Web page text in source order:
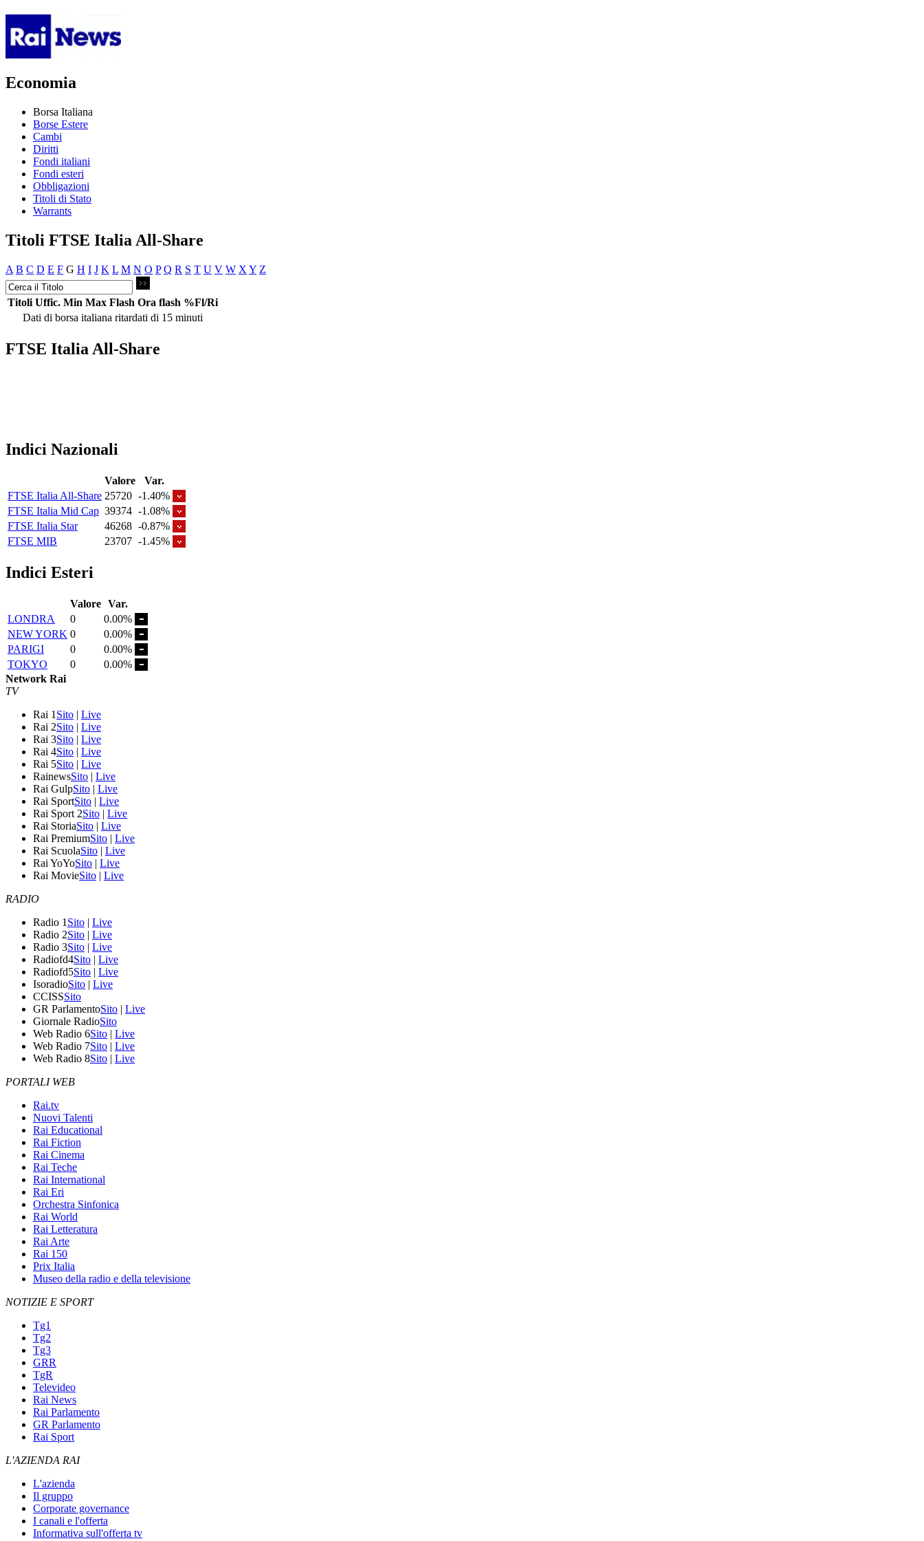
Economia
Borsa Italiana
Borse Estere
Cambi
Diritti
Fondi italiani
Fondi esteri
Obbligazioni
Titoli di Stato
Warrants
Titoli FTSE Italia All-Share
A B C D E F G H I J K L M N O P Q R S T U V W X Y Z
Titoli Uffic. Min Max Flash Ora flash %Fl/Ri
Dati di borsa italiana ritardati di 15 minuti
FTSE Italia All-Share
Indici Nazionali
Valore
Var.
FTSE Italia All-Share 25720 -1.40%
FTSE Italia Mid Cap 39374 -1.08%
FTSE Italia Star
46268 -0.87%
FTSE MIB
23707 -1.45%
Indici Esteri
Valore Var.
LONDRA
0
0.00%
NEW YORK 0
0.00%
PARIGI
0
0.00%
TOKYO
0
0.00%
Network Rai
TV
Rai 1 Sito | Live
Rai 2Sito | Live
Rai 3Sito | Live
Rai 4Sito | Live
Rai 5Sito | Live
RainewsSito | Live
Rai GulpSito | Live
Rai SportSito | Live
Rai Sport 2Sito | Live
Rai StoriaSito | Live
Rai PremiumSito | Live
Rai ScuolaSito | Live
Rai YoYoSito | Live
Rai MovieSito | Live
RADIO
Radio 1 Sito | Live
Radio 2Sito | Live
Radio 3Sito | Live
Radiofd4Sito | Live
Radiofd5Sito | Live
IsoradioSito | Live
CCISSSito
GR ParlamentoSito | Live
Giornale RadioSito
Web Radio 6Sito | Live
Web Radio 7Sito | Live
Web Radio 8Sito | Live
PORTALI WEB
Rai.tv
Nuovi Talenti
Rai Educational
Rai Fiction
Rai Cinema
Rai Teche
Rai International
Rai Eri
Orchestra Sinfonica
Rai World
Rai Letteratura
Rai Arte
Rai 150
Prix Italia
Museo della radio e della televisione
NOTIZIE E SPORT
Tg1
Tg2
Tg3
GRR
TgR
Televideo
Rai News
Rai Parlamento
GR Parlamento
Rai Sport
L'AZIENDA RAI
L'azienda
Il gruppo
Corporate governance
I canali e l'offerta
Informativa sull'offerta tv